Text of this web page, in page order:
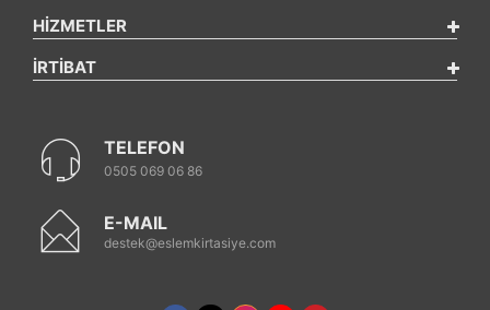
HİZMETLER
İRTİBAT
TELEFON
0505 069 06 86
E-MAIL
destek@eslemkirtasiye.com